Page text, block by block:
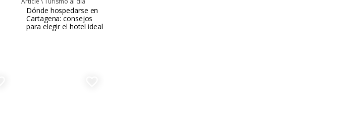
Dónde hospedarse en
Cartagena: consejos
para elegir el hotel ideal